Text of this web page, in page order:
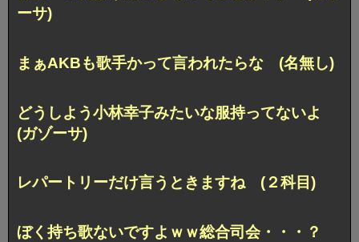
ーサ)
まぁAKBも歌手かって言われたらな (名無し)
どうしよう小林幸子みたいな服持ってないよ
(ガゾーサ)
レパートリーだけ言うときますね (２科目)
ぼく持ち歌ないですよｗｗ総合司会・・・？